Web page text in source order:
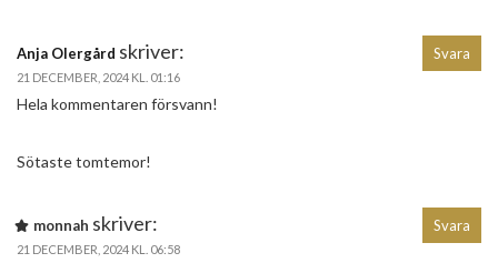
Anja Olergård skriver:
21 DECEMBER, 2024 KL. 01:16
Hela kommentaren försvann!
Sötaste tomtemor!
Svara
monnah skriver:
21 DECEMBER, 2024 KL. 06:58
Svara